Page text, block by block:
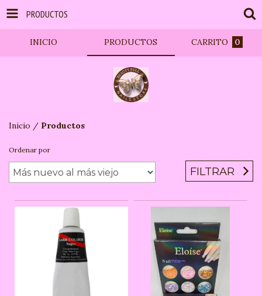
PRODUCTOS
INICIO PRODUCTOS CARRITO 0
Inicio / Productos
Ordenar por
FILTRAR